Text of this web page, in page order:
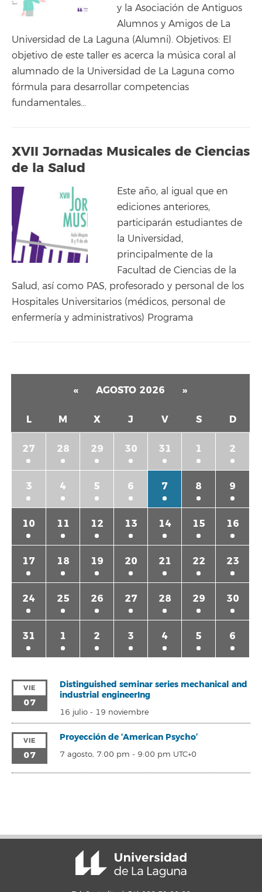
y la Asociación de Antiguos
Alumnos y Amigos de La
Universidad de La Laguna (Alumni). Objetivos: El
objetivo de este taller es acerca la música coral al
alumnado de la Universidad de La Laguna como
fórmula para desarrollar competencias
fundamentales…
XVII Jornadas Musicales de Ciencias
de la Salud
Este año, al igual que en
ediciones anteriores,
participarán estudiantes de
la Universidad,
principalmente de la
Facultad de Ciencias de la
Salud, así como PAS, profesorado y personal de los
Hospitales Universitarios (médicos, personal de
enfermería y administrativos) Programa
« AGOSTO 2026 »
L M X J V S D
27 28 29 30 31 1 2
3 4 5 6 7 8 9
10 11 12 13 14 15 16
17 18 19 20 21 22 23
24 25 26 27 28 29 30
31 1 2 3 4 5 6
VIE
07
Distinguished seminar series mechanical and
industrial engineerIng
16 julio- 19 noviembre
VIE
07
Proyección de ‘American Psycho’
7 agosto, 7:00 pm - 9:00 pm UTC+0